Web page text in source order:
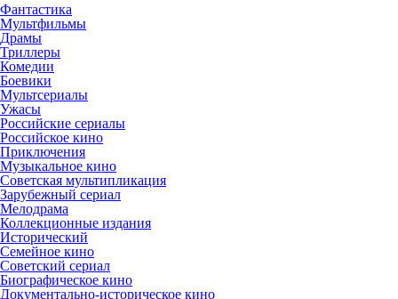
Фантастика
Мультфильмы
Драмы
Триллеры
Комедии
Боевики
Мультсериалы
Ужасы
Российские сериалы
Российское кино
Приключения
Музыкальное кино
Советская мультипликация
Зарубежный сериал
Мелодрама
Коллекционные издания
Исторический
Семейное кино
Советский сериал
Биографическое кино
Документально-историческое кино